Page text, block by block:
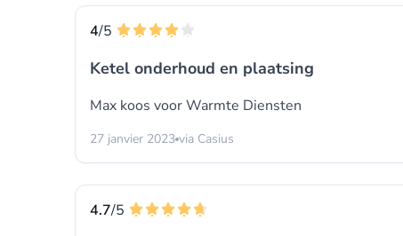
4/5
Ketel onderhoud en plaatsing
Max koos voorWarmte Diensten
27 janvier 2023 via Casius
4.7/5